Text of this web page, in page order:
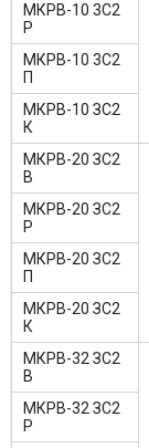
МКРВ-10 3С2
Р
МКРВ-10 3C2
П
МКРВ-10 ЗС2
К
МКРВ-20 ЗС2
В
МКРВ-20 ЗС2
Р
МКРВ-20 ЗС2
П
МКРВ-20 ЗС2
К
МКРВ-32 ЗС2
В
МКРВ-32 ЗС2
Р